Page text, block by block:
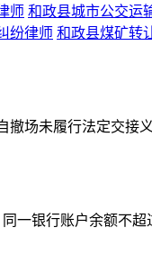
师 和政县城市公交运
纷律师 和政县煤矿转
场未履行法定交
一银行账户余额不